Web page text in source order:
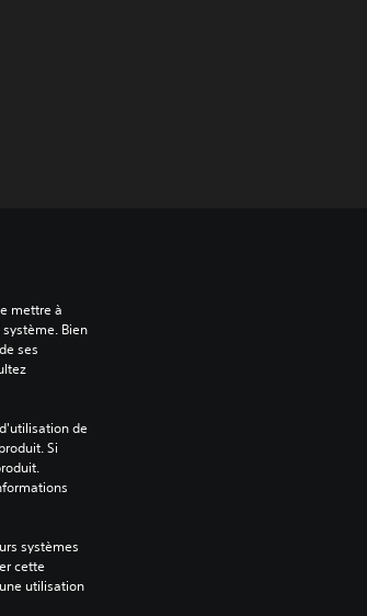
mettre à
Bien
ses
de
Si
systèmes
cette
utilisation